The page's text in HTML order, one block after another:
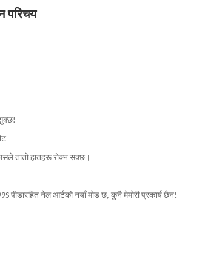
परिचय
तातो हातहरू रोक्न सक्छ।
पीडारहित नेल आर्टको नयाँ मोड छ, कुनै मेमोरी प्रकार्य छैन!